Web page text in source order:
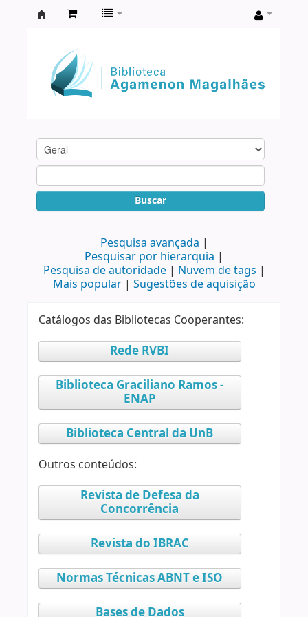
Agamenon
Magalhães
Buscar
Pesquisa avançada
Pesquisar por hierarquia
Pesquisa de autoridade
Nuvem de tags
Mais popular
Sugestões de aquisição
Catálogos das Bibliotecas Cooperantes:
Rede RVBI
Biblioteca Graciliano Ramos -
ENAP
Biblioteca Central da UnB
Outros conteúdos:
Revista de Defesa da
Concorrência
Revista do IBRAC
Normas Técnicas ABNT e ISO
Bases de Dados